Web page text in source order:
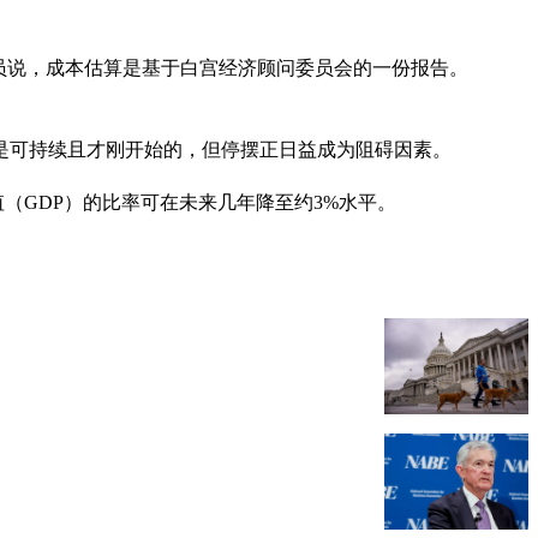
，成本估算是基于白宫经济顾问委员会的一份报告。
持续且才刚开始的，但停摆正日益成为阻碍因素。
GDP）的比率可在未来几年降至约3%水平。